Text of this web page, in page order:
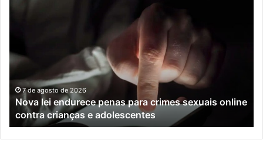
para
crimes
sexuais
online
contra
crianças
e
adolescentes
7 de agosto de 2026
Nova lei endurece penas para crimes sexuais online
contra crianças e adolescentes